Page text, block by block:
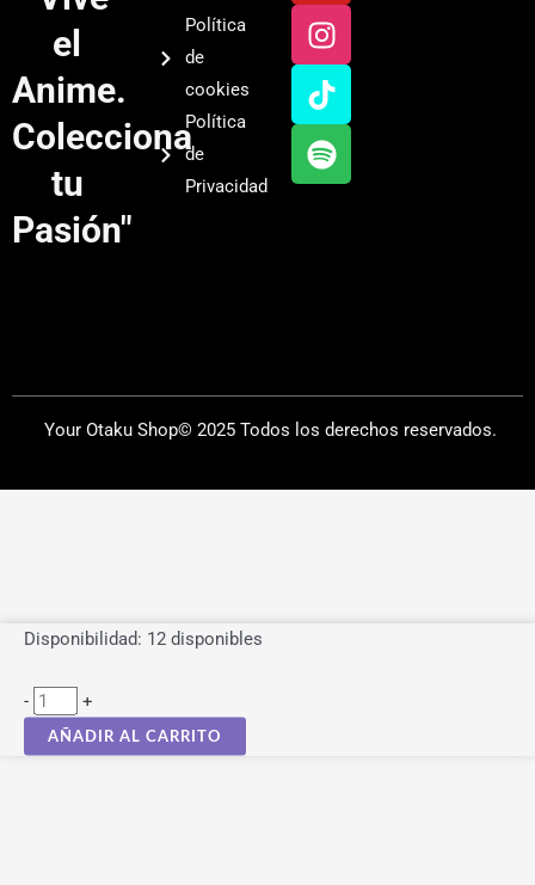
el
Anime.
Colecciona
tu
Pasión"
Política
de
cookies
Política
de
Privacidad
u
t
u
b
e
s
t
a
g
r
a
k
t
o
k
o
t
i
f
y
Your Otaku Shop© 2025 Todos los derechos reservados.
Disponibilidad: 12 disponibles
-
Figura
D.Luffy
Gear5
+
AÑADIR AL CARRITO